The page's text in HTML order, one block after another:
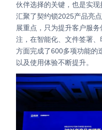
伙伴选择的关键，也是实现
汇聚了契约锁2025产品亮
展重点，只为提升客户服务
注，在智能化、文件签署
方面完成了600多项功能的
以及使用体验不断提升。